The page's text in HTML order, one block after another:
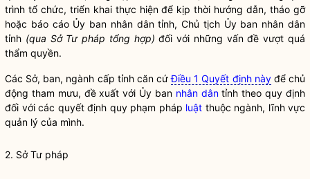
trình tổ chức, triển khai thực hiện để kịp thời hướng dẫn, tháo gỡ
hoặc báo cáo Ủy ban nhân dântỉnh, Chủ tịch Ủy ban nhân dân
tỉnh (qua Sở Tư pháp tổng hợp) đối với những vấn đề vượt quá
thẩm quyền.
Các Sở, ban, ngành cấp tỉnh căn cứĐiều 1 Quyết định nàyđể chủ
động tham mưu, đề xuất với Ủy ban nhân dântỉnh theo quy định
đối với các quyết định quy phạm pháp luật thuộc ngành, lĩnh vực
quản lý của mình.
2. Sở Tư pháp